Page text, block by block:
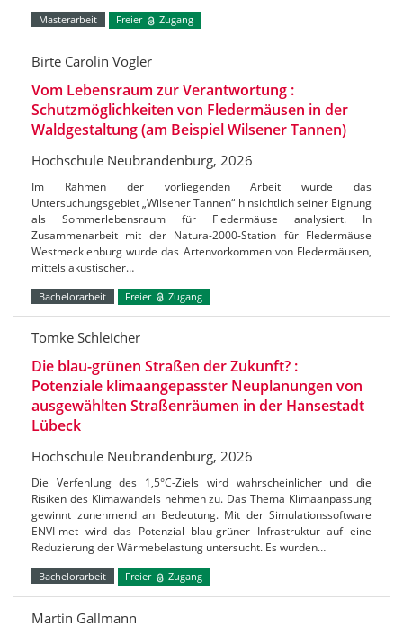
Masterarbeit Freier Zugang
Birte Carolin Vogler
Vom Lebensraum zur Verantwortung :
Schutzmöglichkeiten von Fledermäusen in der
Waldgestaltung (am Beispiel Wilsener Tannen)
Hochschule Neubrandenburg, 2026
Im Rahmen der vorliegenden Arbeit wurde das
Untersuchungsgebiet „Wilsener Tannen“ hinsichtlich seiner Eignung
als Sommerlebensraum für Fledermäuse analysiert. In
Zusammenarbeit mit der Natura-2000-Station für Fledermäuse
Westmecklenburg wurde das Artenvorkommen von Fledermäusen,
mittels akustischer…
Bachelorarbeit Freier Zugang
Tomke Schleicher
Die blau-grünen Straßen der Zukunft? :
Potenziale klimaangepasster Neuplanungen von
ausgewählten Straßenräumen in der Hansestadt
Lübeck
Hochschule Neubrandenburg, 2026
Die Verfehlung des 1,5°C-Ziels wird wahrscheinlicher und die
Risiken des Klimawandels nehmen zu. Das Thema Klimaanpassung
gewinnt zunehmend an Bedeutung. Mit der Simulationssoftware
ENVI-met wird das Potenzial blau-grüner Infrastruktur auf eine
Reduzierung der Wärmebelastung untersucht. Es wurden…
Bachelorarbeit Freier Zugang
Martin Gallmann